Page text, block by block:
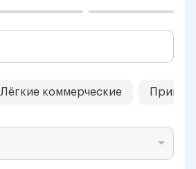
Лёгкие коммерческие